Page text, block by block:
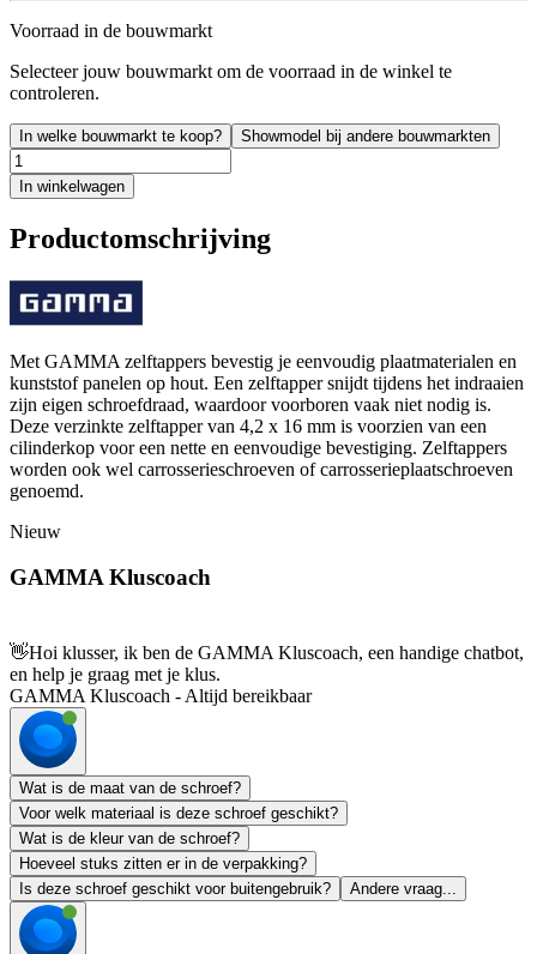
Voorraad in de bouwmarkt
Selecteer jouw bouwmarkt om de voorraad in de winkel te
controleren.
In welke bouwmarkt te koop? Showmodel bij andere bouwmarkten
In winkelwagen
Productomschrijving
Met GAMMA zelftappers bevestig je eenvoudig plaatmaterialen en
kunststof panelen op hout. Een zelftapper snijdt tijdens het indraaien
zijn eigen schroefdraad, waardoor voorboren vaak niet nodig is.
Deze verzinkte zelftapper van 4,2 x 16 mm is voorzien van een
cilinderkop voor een nette en eenvoudige bevestiging. Zelftappers
worden ook wel carrosserieschroeven of carrosserieplaatschroeven
genoemd.
Nieuw
GAMMA Kluscoach
👋Hoi klusser, ik ben de GAMMA Kluscoach, een handige chatbot,
en help je graag met je klus.
GAMMA Kluscoach - Altijd bereikbaar
Wat is de maat van de schroef?
Voor welk materiaal is deze schroef geschikt?
Wat is de kleur van de schroef?
Hoeveel stuks zitten er in de verpakking?
Is deze schroef geschikt voor buitengebruik?
Andere vraag...